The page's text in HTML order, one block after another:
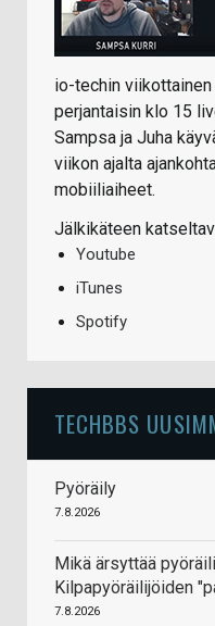
io-techin
perjantaisin klo 15
Sampsa ja Juha
viikon ajalta
mobiiliaiheet.
Jälkikäteen
Youtube
iTunes
Spotify
TECHBBS
Pyöräily
7.8.2026
Mikä ärsyttää
Kilpapyöräilijöiden
7.8.2026